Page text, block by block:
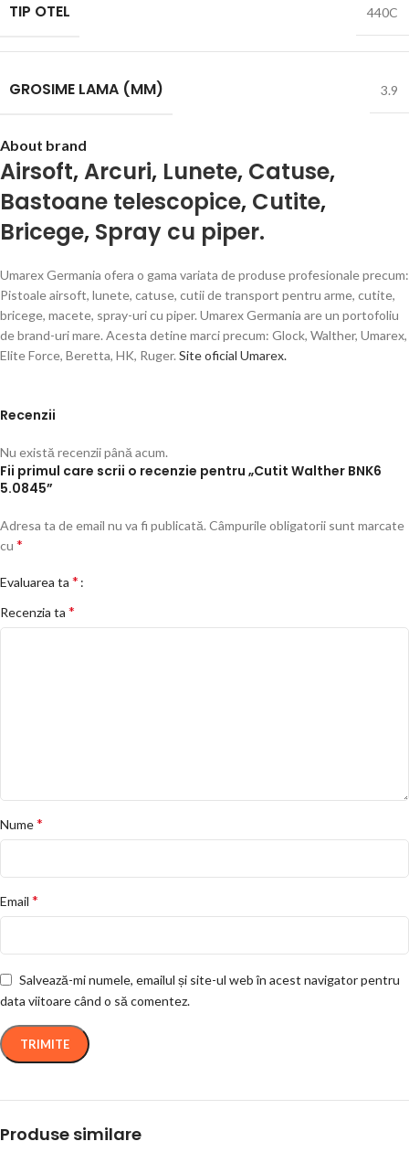
TIP OTEL 440C
GROSIME LAMA (MM) 3.9
About brand
Airsoft,Arcuri, Lunete, Catuse,
Bastoane telescopice, Cutite,
Bricege, Spray cu piper.
Umarex Germania ofera o gama variata de produse profesionale precum:
Pistoale airsoft, lunete, catuse, cutii de transport pentru arme, cutite,
bricege, macete, spray-uri cu piper. Umarex Germania are un portofoliu
de brand-uri mare. Acesta detine marci precum: Glock, Walther, Umarex,
Elite Force, Beretta, HK, Ruger. Site oficial Umarex.
Recenzii
Nu există recenzii până acum.
Fii primul care scrii o recenzie pentru „Cutit Walther BNK6
5.0845”
Adresa ta de email nu va fi publicată. Câmpurile obligatorii sunt marcate
cu *
Evaluarea ta *
Recenzia ta *
Nume*
Email *
Salvează-mi numele, emailul și site-ul web în acest navigator pentru
data viitoare când o să comentez.
Produse similare